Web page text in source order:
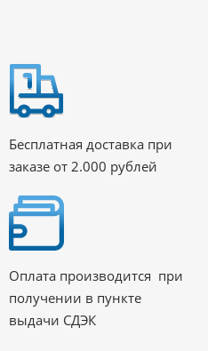
Бесплатная доставка при
заказе от 2.000 рублей
Оплата производится при
получении в пункте
выдачи СДЭК